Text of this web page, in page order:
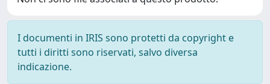
I documenti in IRIS sono protetti da copyright e
tutti i diritti sono riservati, salvo diversa
indicazione.